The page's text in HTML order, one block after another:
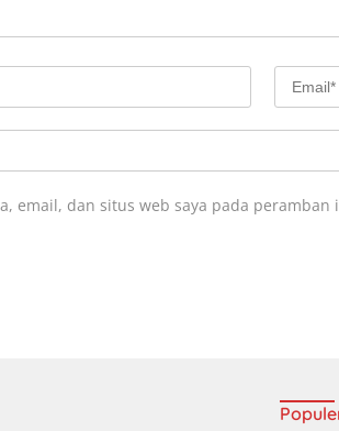
email, dan situs web saya pada